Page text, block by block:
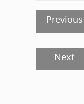
แนะแนว
เรื่อง
Previous
Next